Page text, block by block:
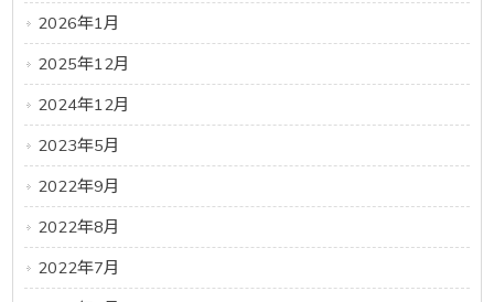
2026年1月
2025年12月
2024年12月
2023年5月
2022年9月
2022年8月
2022年7月